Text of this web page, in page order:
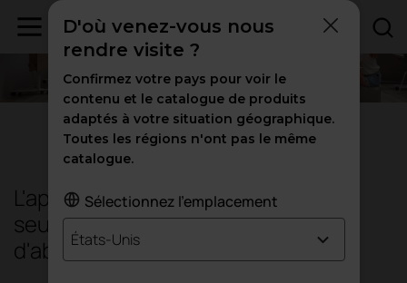
Éducation|Inspiration
L'apprentissage ne se fait pas
seulement dans l'esprit : il se fait
d'abord dans l'espace.
D'où venez-vous nous
rendre visite ?
Confirmez votre pays pour voir le
contenu et le catalogue de produits
adaptés à votre situation géographique.
Toutes les régions n'ont pas le même
catalogue.
Sélectionnez l'emplacement
États-Unis